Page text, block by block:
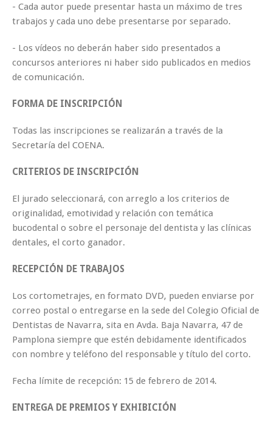
- Cada autor puede presentar hasta un máximo de tres
trabajos y cada uno debe presentarse por separado.
- Los vídeos no deberán haber sido presentados a
concursos anteriores ni haber sido publicados en medios
de comunicación.
FORMA DE INSCRIPCIÓN
Todas las inscripciones se realizarán a través de la
Secretaría del COENA.
CRITERIOS DE INSCRIPCIÓN
El jurado seleccionará, con arreglo a los criterios de
originalidad, emotividad y relación con temática
bucodental o sobre el personaje del dentista y las clínicas
dentales, el corto ganador.
RECEPCIÓN DE TRABAJOS
Los cortometrajes, en formato DVD, pueden enviarse por
correo postal o entregarse en la sede del Colegio Oficial de
Dentistas de Navarra, sita en Avda. Baja Navarra, 47 de
Pamplona siempre que estén debidamente identificados
con nombre y teléfono del responsable y título del corto.
Fecha límite de recepción: 15 de febrero de 2014.
ENTREGA DE PREMIOS Y EXHIBICIÓN